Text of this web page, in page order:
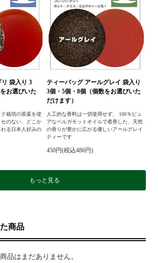
袋入り 3
お選びいた
栽培の茶葉を使
のない、どこか
る日本人好みの
ティーバッグ アールグレイ 袋入り
3個・5個・8個（個数をお選びいた
だけます）
人工的な香料は一切使用せず、 100％ピュ
アなベルガモットオイルで着香した、天然
の香りが豊かに広がる優しいアールグレイ
ティーです
450円(税込486円)
もっと見る
商品
品はまだありません。